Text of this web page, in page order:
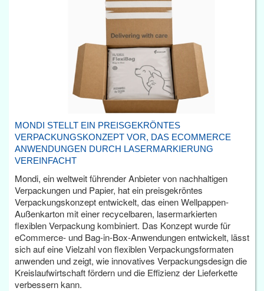
MONDI STELLT EIN PREISGEKRÖNTES
VERPACKUNGSKONZEPT VOR, DAS ECOMMERCE
ANWENDUNGEN DURCH LASERMARKIERUNG
VEREINFACHT
Mondi, ein weltweit führender Anbieter von nachhaltigen
Verpackungen und Papier, hat ein preisgekröntes
Verpackungskonzept entwickelt, das einen Wellpappen-
Außenkarton mit einer recycelbaren, lasermarkierten
flexiblen Verpackung kombiniert. Das Konzept wurde für
eCommerce- und Bag-in-Box-Anwendungen entwickelt, lässt
sich auf eine Vielzahl von flexiblen Verpackungsformaten
anwenden und zeigt, wie innovatives Verpackungsdesign die
Kreislaufwirtschaft fördern und die Effizienz der Lieferkette
verbessern kann.